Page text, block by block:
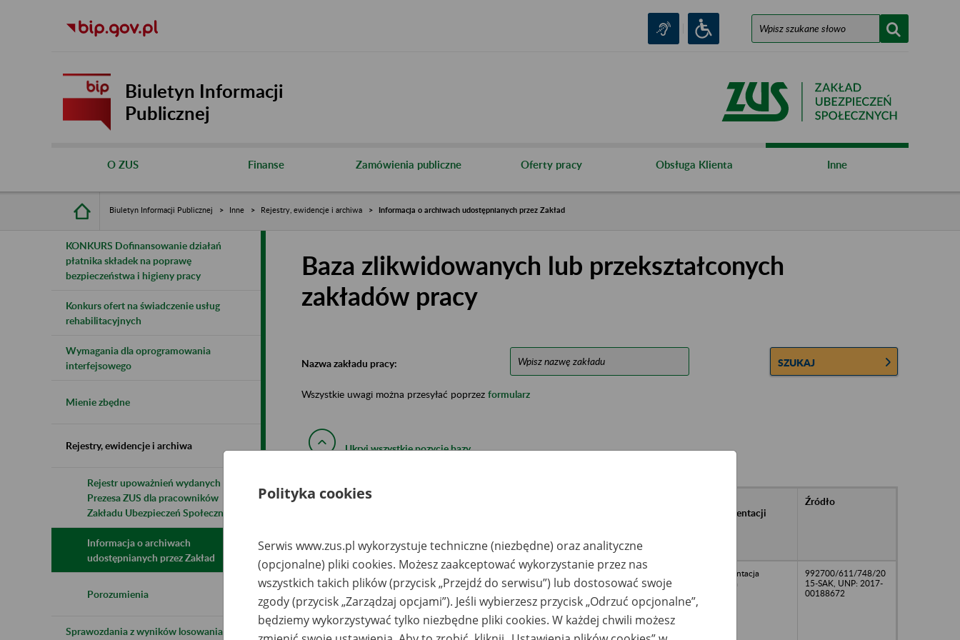
Biuletyn Informacji
Publicznej
O ZUS Finanse Zamówienia publiczne Oferty pracy Obsługa Klienta Inne
Biuletyn Informacji Publicznej Inne Rejestry, ewidencje i archiwa Informacja o archiwach udostępnianych przez Zakład
KONKURS Dofinansowanie działań
płatnika składek na poprawę
bezpieczeństwa i higieny pracy
Konkurs ofert na świadczenie usług
rehabilitacyjnych
Wymagania dla oprogramowania
interfejsowego
Mienie zbędne
Rejestry, ewidencje i archiwa
Rejestr upoważnień wydanych przez
Prezesa ZUS dla pracowników
Zakładu Ubezpieczeń Społecznych
Informacja o archiwach
udostępnianych przez Zakład
Porozumienia
Sprawozdania z wyników losowania do
Baza zlikwidowanych lub przekształconych
zakładów pracy
Nazwa zakładu pracy: SZUKAJ
Wszystkie uwagi można przesyłać poprzez formularz
Ukryj wszystkie pozycje bazy
Nazwa
państwowych
dokumentacji
Źródło
Społeczne
Przedsiębiorstwo
Budowlane
Spółdzielnia Osób
Prawnych, 87-800
Włocławek, Krzywa
Góra 4/22
Archiwum Państwowe
w Warszawie -
Archiwum
Dokumentacji
Osobowej i Płacowej
w Milanówku, ul.
Stefana Okrzei 1, 05-
dokumentacja
992700/611/748/20
15-SAK, UNP: 2017-
00188672
Polityka cookies
Serwis www.zus.pl wykorzystuje techniczne (niezbędne) oraz analityczne
(opcjonalne) pliki cookies. Możesz zaakceptować wykorzystanie przez nas
wszystkich takich plików (przycisk „Przejdź do serwisu”) lub dostosować swoje
zgody (przycisk „Zarządzaj opcjami”). Jeśli wybierzesz przycisk „Odrzuć opcjonalne”,
będziemy wykorzystywać tylko niezbędne pliki cookies. W każdej chwili możesz